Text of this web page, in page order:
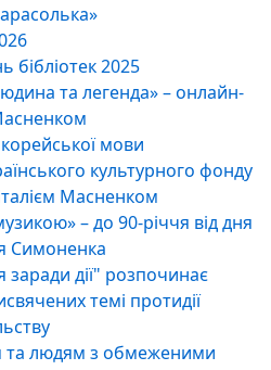
бібліотек 2025
та легенда» – онлайн-
мови
культурного фонду
Масненком
– до 90-річчя від дня
Симоненка
дії" розпочинає
темі протидії
та людям з обмеженими